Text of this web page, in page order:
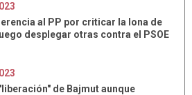
al PP por criticar la lona de
desplegar otras contra el PSOE
de Bajmut aunque